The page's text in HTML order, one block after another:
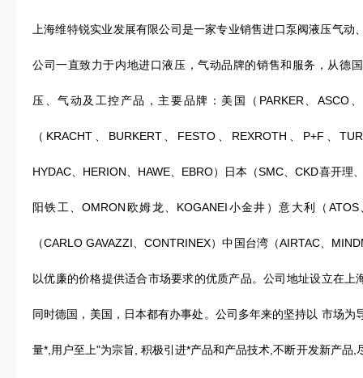
上海维特锐实业发展有限公司是一家专业销售进口泵阀液压气
公司一直致力于内地进口液压，气动品牌的销售和服务，从德
压、气动及工控产品，主要品牌：美国（PARKER、ASCO
（KRACHT、BURKERT、FESTO、REXROTH、P+F、
HYDAC、HERION、HAWE、EBRO）日本（SMC、CKD喜开理
阳铁工、OMRON欧姆龙、KOGANEI小金井）意大利（
（CARLO GAVAZZI、CONTRINEX）中国台湾（AIRTAC、
以优廉的价格提供适合市场要求的优质产品。公司地址设立在
同时德国，美国，日本都有办事处。公司多年来的坚持以 市场
量*,用户至上"为宗旨, 积极引进*产品和产品技术,不断开发新产品